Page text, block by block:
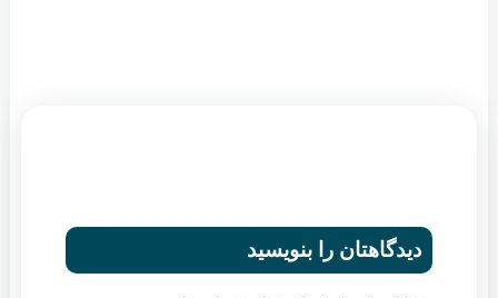
دیدگاهتان را بنویسید